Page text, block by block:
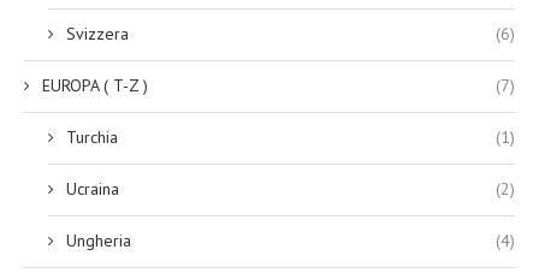
Svizzera (6)
EUROPA ( T-Z ) (7)
Turchia (1)
Ucraina (2)
Ungheria (4)